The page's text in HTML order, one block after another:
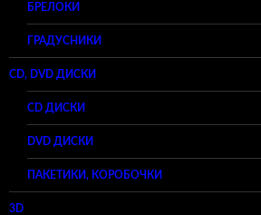
БРЕЛОКИ
ГРАДУСНИКИ
CD, DVD ДИСКИ
CD ДИСКИ
DVD ДИСКИ
ПАКЕТИКИ, КОРОБОЧКИ
3D